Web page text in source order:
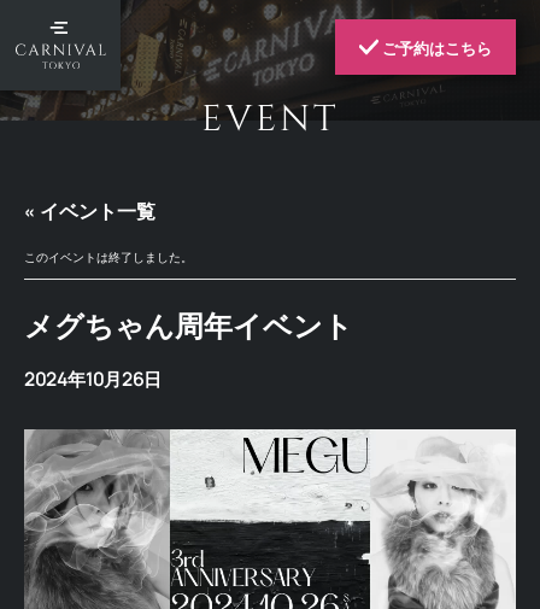
ご予約はこちら
EVENT
« イベント一覧
このイベントは終了しました。
メグちゃん周年イベント
2024年10月26日